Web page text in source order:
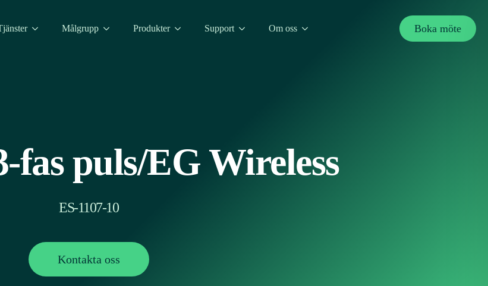
Målgrupp Produkter Support Om oss Boka möte
fas puls/EG Wireless
ES-1107-10
Kontakta oss